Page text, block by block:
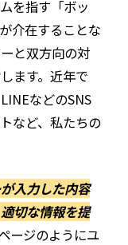
を指す「ボッ
介在することな
と双方向の対
ます。近年で
などのSNS
など、私たちの
入力した内容
切な情報を提
ージのようにユ